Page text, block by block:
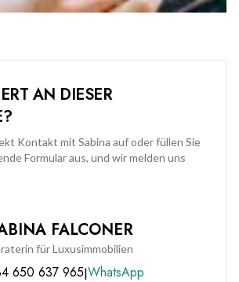
AN DIESER
Kontakt mit Sabina auf oder füllen Sie
Formular aus, und wir melden uns
FALCONER
für Luxusimmobilien
650 637 965|WhatsApp